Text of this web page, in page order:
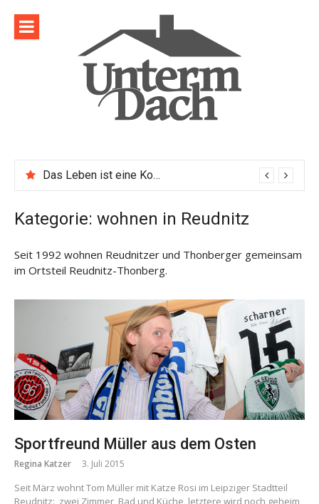
zum
Inhalt
Das Leben ist eine Komposition
Kategorie: wohnen in Reudnitz
Seit 1992 wohnen Reudnitzer und Thonberger gemeinsam
im Ortsteil Reudnitz-Thonberg.
Sportfreund Müller aus dem Osten
Regina Katzer 3. Juli 2015
Seit März wohnt Tom Müller mit Katze Rosi im Leipziger Stadtteil
Reudnitz: zwei Zimmer, Bad und Küche, letztere wird noch geheim